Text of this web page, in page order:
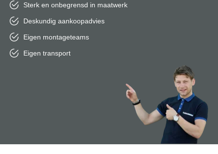
Sterk en onbegrensd in maatwerk
Deskundig aankoopadvies
Eigen montageteams
Eigen transport